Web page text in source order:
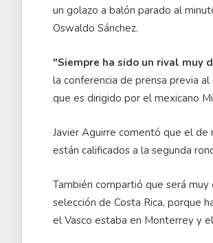
un golazo a balón parado al
Oswaldo Sánchez.
"Siempre ha sido un rival muy
la conferencia de prensa previa
que es dirigido por el mexicano
Javier Aguirre comentó que el de
están calificados a la segunda
También compartió que será
selección de Costa Rica, porque
el Vasco estaba en Monterrey y